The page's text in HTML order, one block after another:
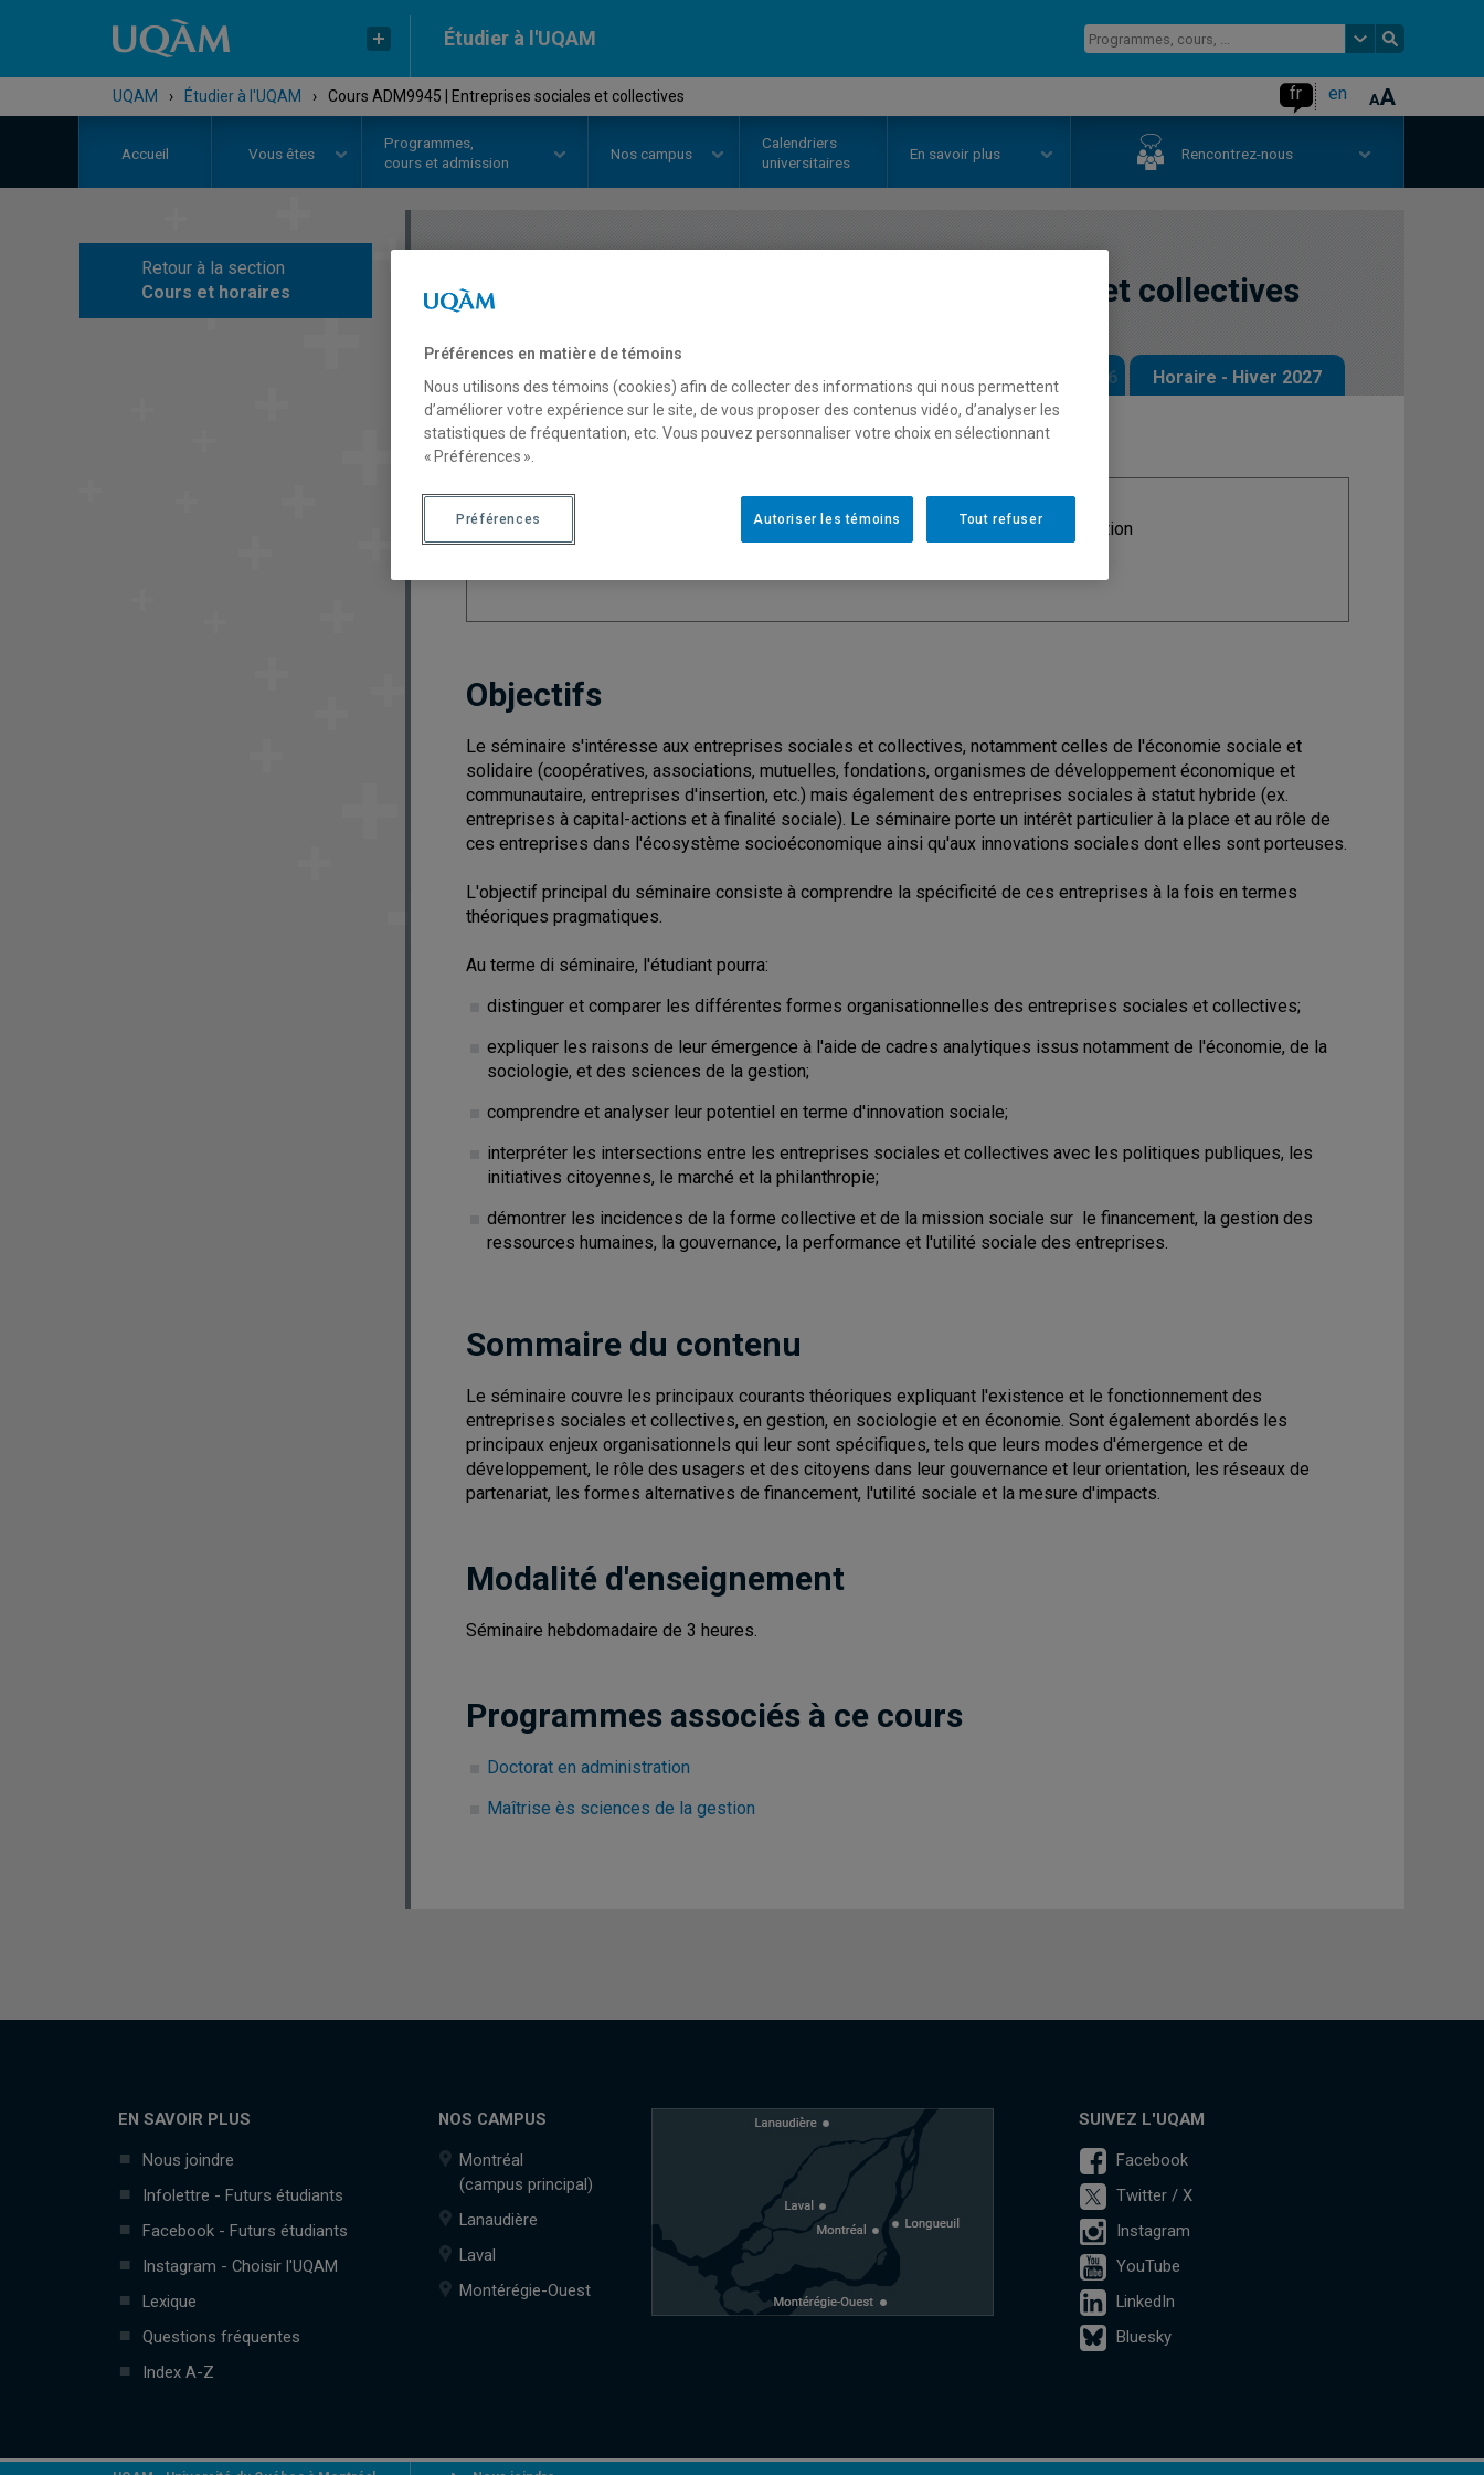
Étudier à l'UQAM
UQAM › Étudier à l'UQAM › Cours ADM9945 | Entreprises sociales et collectives fr en
Accueil Vous êtes
Programmes,
cours et admission
Nos campus
Calendriers
universitaires
En savoir plus Rencontrez-nous
Retour à la section
Cours et horaires
COURS Entreprises sociales et collectives
Description Horaire - Été 2026 Horaire - Automne 2026 Horaire - Hiver 2027
Cycle Discipline: Administration
Objectifs
Le séminaire s'intéresse aux entreprises sociales et collectives, notamment celles de l'économie sociale et
solidaire (coopératives, associations, mutuelles, fondations, organismes de développement économique et
communautaire, entreprises d'insertion, etc.) mais également des entreprises sociales à statut hybride (ex.
entreprises à capital-actions et à finalité sociale). Le séminaire porte un intérêt particulier à la place et au rôle de
ces entreprises dans l'écosystème socioéconomique ainsi qu'aux innovations sociales dont elles sont porteuses.
L'objectif principal du séminaire consiste à comprendre la spécificité de ces entreprises à la fois en termes
théoriques pragmatiques.
Au terme di séminaire, l'étudiant pourra:
distinguer et comparer les différentes formes organisationnelles des entreprises sociales et collectives;
expliquer les raisons de leur émergence à l'aide de cadres analytiques issus notamment de l'économie, de la
sociologie, et des sciences de la gestion;
comprendre et analyser leur potentiel en terme d'innovation sociale;
interpréter les intersections entre les entreprises sociales et collectives avec les politiques publiques, les
initiatives citoyennes, le marché et la philanthropie;
démontrer les incidences de la forme collective et de la mission sociale sur le financement, la gestion des
ressources humaines, la gouvernance, la performance et l'utilité sociale des entreprises.
Sommaire du contenu
Le séminaire couvre les principaux courants théoriques expliquant l'existence et le fonctionnement des
entreprises sociales et collectives, en gestion, en sociologie et en économie. Sont également abordés les
principaux enjeux organisationnels qui leur sont spécifiques, tels que leurs modes d'émergence et de
développement, le rôle des usagers et des citoyens dans leur gouvernance et leur orientation, les réseaux de
partenariat, les formes alternatives de financement, l'utilité sociale et la mesure d'impacts.
Modalité d'enseignement
Séminaire hebdomadaire de 3 heures.
Programmes associés à ce cours
Doctorat en administration
Maîtrise ès sciences de la gestion
EN SAVOIR PLUS
Nous joindre
Infolettre - Futurs étudiants
Facebook - Futurs étudiants
Instagram - Choisir l'UQAM
Lexique
Questions fréquentes
Index A-Z
NOS CAMPUS
Montréal
(campus principal)
Lanaudière
Laval
Montérégie-Ouest
SUIVEZ L'UQAM
Facebook
Twitter / X
Instagram
YouTube
LinkedIn
Bluesky
Préférences en matière de témoins
Nous utilisons des témoins (cookies) afin de collecter des informations qui nous permettent
d’améliorer votre expérience sur le site, de vous proposer des contenus vidéo, d’analyser les
statistiques de fréquentation, etc. Vous pouvez personnaliser votre choix en sélectionnant
« Préférences ».
Tout refuser
Autoriser les témoins
Préférences